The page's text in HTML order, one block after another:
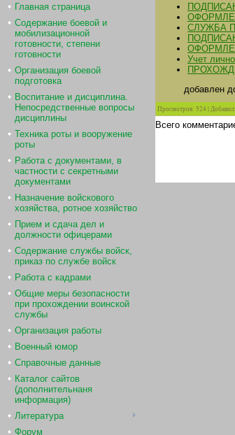
Главная страница
Содержание боевой и
мобилизационной
готовности, степени
готовности
Организация боевой
подготовка
Воспитание и дисциплина.
Непосредственные вопросы
дисциплины
Техника роты и вооружение
роты
Работа с документами, в
частности с секретными
документами
Назначение войскового
хозяйства, ротное хозяйство
Прием и сдача дел и
должности офицерами
Содержание службы войск,
приказ по службе войск
Работа с кадрами
Общие меры безопасности
при прохождении воинской
службы
Организация работы
Военный юмор
Справочные данные
Каталог сайтов
(дополнительнаня
информация)
Литература
Форум
СЛУЖБА
Учет
добавлен
Просмотров: 524|Добавил:
Всего